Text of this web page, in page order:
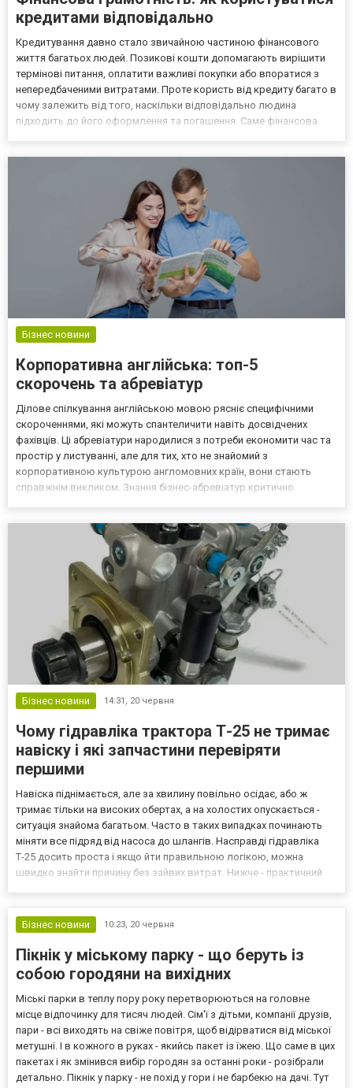
кредитами відповідально
Кредитування давно стало звичайною частиною фінансового
життя багатьох людей. Позикові кошти допомагають вирішити
термінові питання, оплатити важливі покупки або впоратися з
непередбаченими витратами. Проте користь від кредиту багато в
чому залежить від того, наскільки відповідально людина
підходить до його оформлення та погашення. Саме фінансова
Бізнес новини
Корпоративна англійська: топ-5
скорочень та абревіатур
Ділове спілкування англійською мовою рясніє специфічними
скороченнями, які можуть спантеличити навіть досвідчених
фахівців. Ці абревіатури народилися з потреби економити час та
простір у листуванні, але для тих, хто не знайомий з
корпоративною культурою англомовних країн, вони стають
справжнім викликом. Знання бізнес-абревіатур критично
Бізнес новини 14:31, 20 червня
Чому гідравліка трактора Т-25 не тримає
навіску і які запчастини перевіряти
першими
Навіска піднімається, але за хвилину повільно осідає, або ж
тримає тільки на високих обертах, а на холостих опускається -
ситуація знайома багатьом. Часто в таких випадках починають
міняти все підряд від насоса до шлангів. Насправді гідравліка
Т-25 досить проста і якщо йти правильною логікою, можна
швидко знайти причину без зайвих витрат. Нижче - практичний
Бізнес новини
10:23, 20 червня
Пікнік у міському парку - що беруть із
собою городяни на вихідних
Міські парки в теплу пору року перетворюються на головне
місце відпочинку для тисяч людей. Сім'ї з дітьми, компанії друзів,
пари - всі виходять на свіже повітря, щоб відірватися від міської
метушні. І в кожного в руках - якийсь пакет із їжею. Що саме в цих
пакетах і як змінився вибір городян за останні роки - розібрали
детально. Пікнік у парку - не похід у гори і не барбекю на дачі. Тут